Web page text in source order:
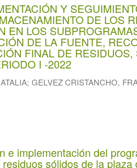
Y
DE LOS
EN LOS
DE LA FUENTE,
FINAL DE
I -2022
; GELVEZ CRISTANCHO,
e implementación del
sólidos de la